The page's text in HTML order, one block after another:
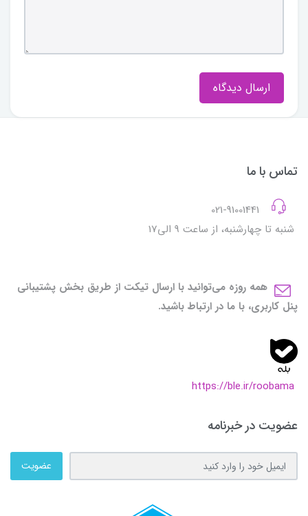
ارسال دیدگاه
تماس با ما
شنبه تا چهارشنبه، از ساعت 9 الی17
همه روزه می‌توانید با ارسال تیکت از طریق بخش پشتیبانی
پنل کاربری، با ما در ارتباط باشید.
https://ble.ir/roobama
عضویت در خبرنامه
عضویت